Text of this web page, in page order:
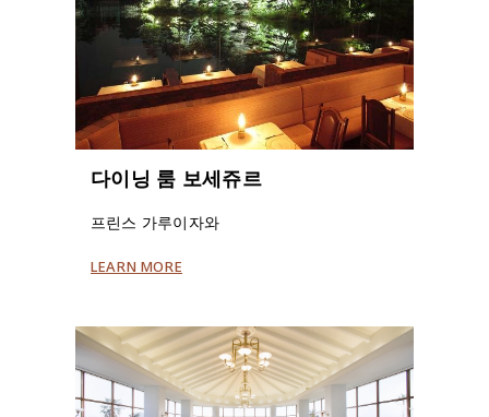
다이닝 룸 보세쥬르
프린스 가루이자와
LEARN MORE